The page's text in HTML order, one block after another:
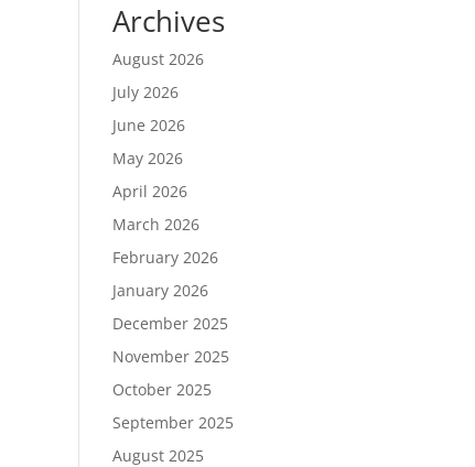
Archives
August 2026
July 2026
June 2026
May 2026
April 2026
March 2026
February 2026
January 2026
December 2025
November 2025
October 2025
September 2025
August 2025